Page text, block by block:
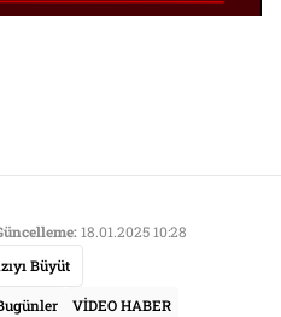
18.01.2025 10:28
Büyüt
VİDEO HABER